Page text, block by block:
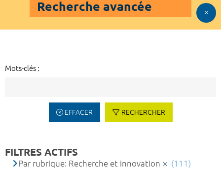
Recherche avancée
Mots-clés :
EFFACER RECHERCHER
FILTRES ACTIFS
Par rubrique: Recherche et innovation (111)